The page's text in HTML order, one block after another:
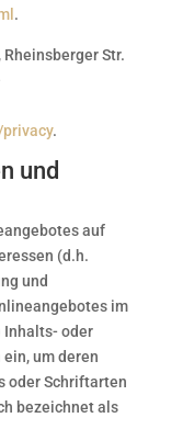
.
Str.
.
und
auf
(d.h.
und
im
Inhalts- oder
um deren
oder Schriftarten
bezeichnet als